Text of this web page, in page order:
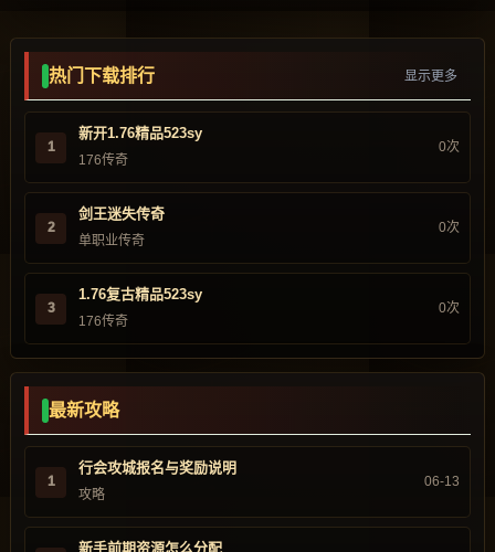
热门下载排行 显示更多
1
新开1.76精品523sy
176传奇
0次
2
剑王迷失传奇
单职业传奇
0次
3
1.76复古精品523sy
176传奇
0次
最新攻略
1
行会攻城报名与奖励说明
攻略
06-13
新手前期资源怎么分配